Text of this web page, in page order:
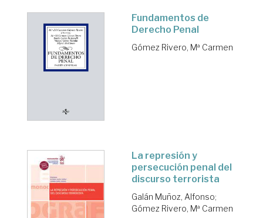
Fundamentos de
Derecho Penal
Gómez Rivero, Mª Carmen
La represión y
persecución penal del
discurso terrorista
Galán Muñoz, Alfonso;
Gómez Rivero, Mª Carmen